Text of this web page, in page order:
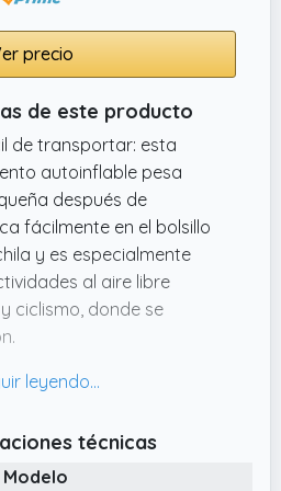
precio
de este producto
de transportar: esta
autoinflable pesa
después de
fácilmente en el bolsillo
y es especialmente
al aire libre
ciclismo, donde se
cuenta con una espuma
se
la columna vertebral,
técnicas
Modelo